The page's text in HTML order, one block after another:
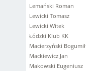
Lemański Roman
Lewicki Tomasz
Lewicki Witek
Łódzki Klub KK
Macierzyński Bogumił
Mackiewicz Jan
Makowski Eugeniusz